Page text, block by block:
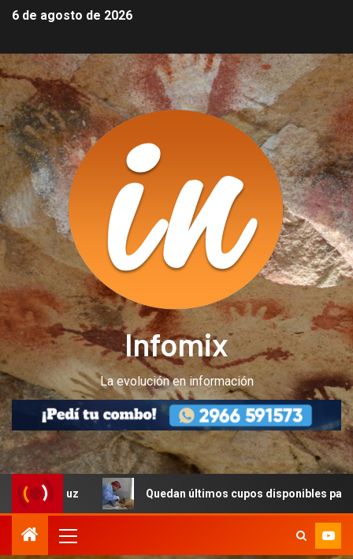
6 de agosto de 2026
Infomix
La evolución en información
Quedan últimos cupos disponibles para